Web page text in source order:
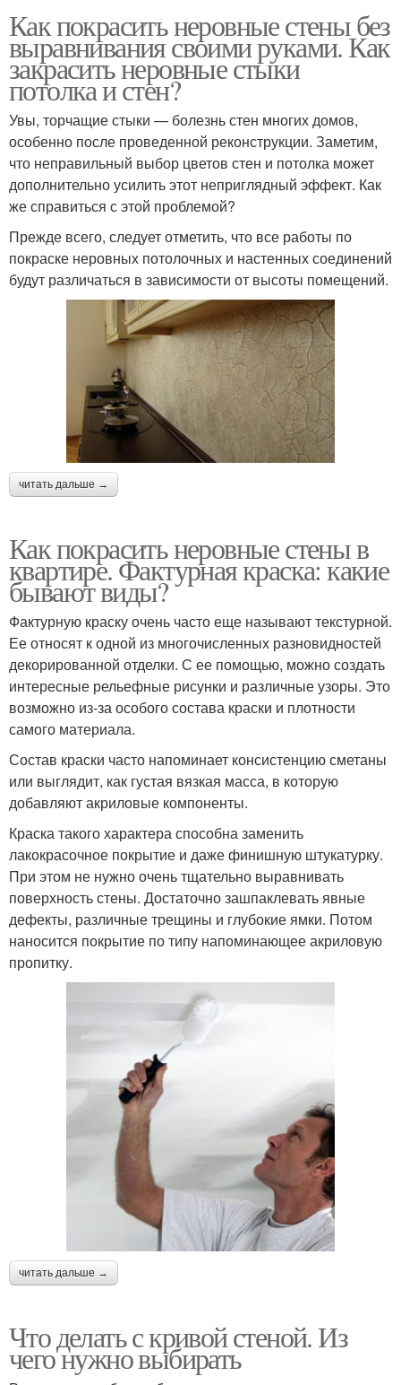
Как покрасить неровные стены без
выравнивания своими руками. Как
закрасить неровные стыки
потолка и стен?
Увы, торчащие стыки — болезнь стен многих домов,
особенно после проведенной реконструкции. Заметим,
что неправильный выбор цветов стен и потолка может
дополнительно усилить этот неприглядный эффект. Как
же справиться с этой проблемой?
Прежде всего, следует отметить, что все работы по
покраске неровных потолочных и настенных соединений
будут различаться в зависимости от высоты помещений.
читать дальше →
Как покрасить неровные стены в
квартире. Фактурная краска: какие
бывают виды?
Фактурную краску очень часто еще называют текстурной.
Ее относят к одной из многочисленных разновидностей
декорированной отделки. С ее помощью, можно создать
интересные рельефные рисунки и различные узоры. Это
возможно из-за особого состава краски и плотности
самого материала.
Состав краски часто напоминает консистенцию сметаны
или выглядит, как густая вязкая масса, в которую
добавляют акриловые компоненты.
Краска такого характера способна заменить
лакокрасочное покрытие и даже финишную штукатурку.
При этом не нужно очень тщательно выравнивать
поверхность стены. Достаточно зашпаклевать явные
дефекты, различные трещины и глубокие ямки. Потом
наносится покрытие по типу напоминающее акриловую
пропитку.
читать дальше →
Что делать с кривой стеной. Из
чего нужно выбирать